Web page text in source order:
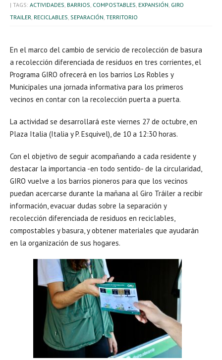
| TAGS: ACTIVIDADES BARRIOS COMPOSTABLES EXPANSIÓN GIRO
TRAILER RECICLABLES SEPARACIÓN TERRITORIO
En el marco del cambio de servicio de recolección de basura
a recolección diferenciada de residuos en tres corrientes, el
Programa GIRO ofrecerá en los barrios Los Robles y
Municipales una jornada informativa para los primeros
vecinos en contar con la recolección puerta a puerta.
La actividad se desarrollará este viernes 27 de octubre, en
Plaza Italia (Italia y P. Esquivel), de 10 a 12:30 horas.
Con el objetivo de seguir acompañando a cada residente y
destacar la importancia -en todo sentido- de la circularidad,
GIRO vuelve a los barrios pioneros para que los vecinos
puedan acercarse durante la mañana al Giro Tráiler a recibir
información, evacuar dudas sobre la separación y
recolección diferenciada de residuos en reciclables,
compostables y basura, y obtener materiales que ayudarán
en la organización de sus hogares.